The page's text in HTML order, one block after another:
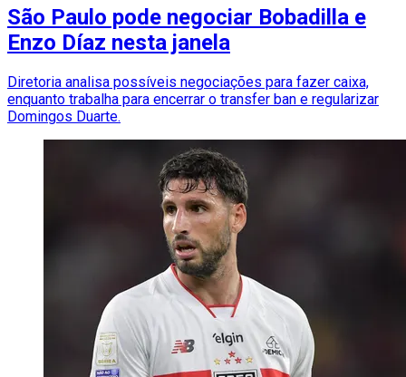
São Paulo pode negociar Bobadilla e
Enzo Díaz nesta janela
Diretoria analisa possíveis negociações para fazer caixa,
enquanto trabalha para encerrar o transfer ban e regularizar
Domingos Duarte.